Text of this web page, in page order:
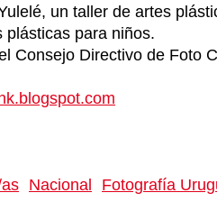
un taller de artes
plásticas para niños.
Consejo Directivo de Foto
Nacional Fotografía